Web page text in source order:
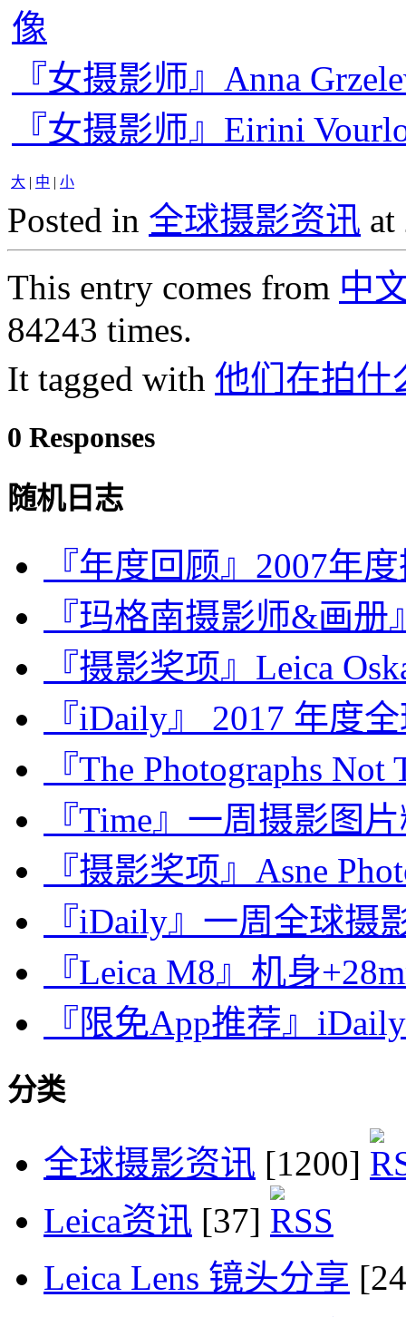
像
『女摄影师』Anna
『女摄影师』Eirini
大 | 中 | 小
Posted in 全球摄影资讯 at
This entry comes from 中
84243 times.
It tagged with 他们在拍什
0 Responses
随机日志
『年度回顾』2007年
『玛格南摄影师&画册
『摄影奖项』Leica
『iDaily』 2017 年度
『The Photographs Not
『Time』一周摄影图
『摄影奖项』Asne
『iDaily』一周全球摄
『Leica M8』机身
『限免App推荐』
分类
全球摄影资讯 [1200]
Leica资讯 [37]
Leica Lens 镜头分享